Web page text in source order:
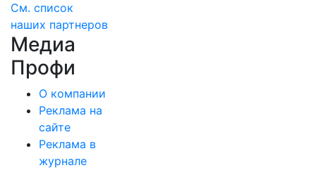
См. список
наших партнеров
Медиа
Профи
О компании
Реклама на
сайте
Реклама в
журнале